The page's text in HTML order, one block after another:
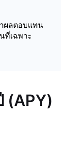
ผลตอบแทน
ที่เฉพาะ
(APY)